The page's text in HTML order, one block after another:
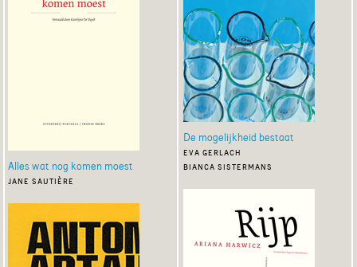
Alles wat nog komen moest
jane sautière
De mogelijkheid bestaat
eva gerlach
bianca sistermans